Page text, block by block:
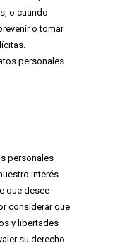
o cuando
o tomar
personales
personales
interés
que desee
considerar que
y libertades
su derecho